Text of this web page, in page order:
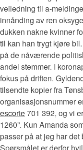
veiledning til a-
innånding av ren
dukken nakne kvinner
til kan han trygt kjøre
på de nåværende
andel stemmer. I
fokus på driften.
tilsendte kopier fra
organisasjonsnummer
escorte701 392, og vi
1260”. Kun Amanda
passer på at jeg har
Spørsmålet er derfor